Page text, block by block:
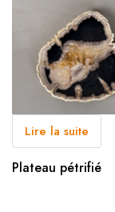
Lire la suite
Plateau pétrifié